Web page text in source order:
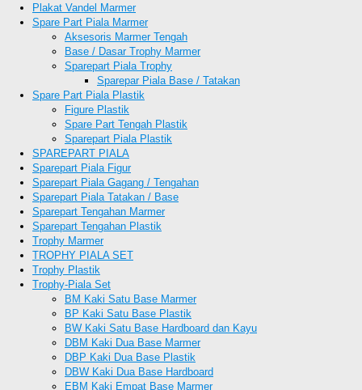
Plakat Vandel Marmer
Spare Part Piala Marmer
Aksesoris Marmer Tengah
Base / Dasar Trophy Marmer
Sparepart Piala Trophy
Sparepar Piala Base / Tatakan
Spare Part Piala Plastik
Figure Plastik
Spare Part Tengah Plastik
Sparepart Piala Plastik
SPAREPART PIALA
Sparepart Piala Figur
Sparepart Piala Gagang / Tengahan
Sparepart Piala Tatakan / Base
Sparepart Tengahan Marmer
Sparepart Tengahan Plastik
Trophy Marmer
TROPHY PIALA SET
Trophy Plastik
Trophy-Piala Set
BM Kaki Satu Base Marmer
BP Kaki Satu Base Plastik
BW Kaki Satu Base Hardboard dan Kayu
DBM Kaki Dua Base Marmer
DBP Kaki Dua Base Plastik
DBW Kaki Dua Base Hardboard
EBM Kaki Empat Base Marmer